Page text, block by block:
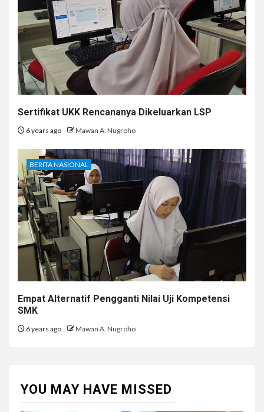
Sertifikat UKK Rencananya Dikeluarkan LSP
6 years ago Mawan A. Nugroho
BERITA NASIONAL
Empat Alternatif Pengganti Nilai Uji Kompetensi
SMK
6 years ago Mawan A. Nugroho
YOU MAY HAVE MISSED